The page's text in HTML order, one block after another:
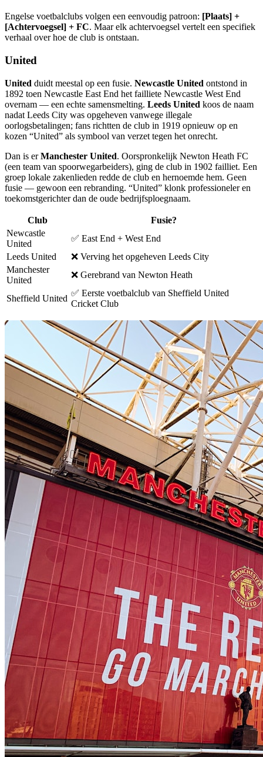
Engelse voetbalclubs volgen een eenvoudig patroon: [Plaats] +
[Achtervoegsel] + FC. Maar elk achtervoegsel vertelt een specifiek
verhaal over hoe de club is ontstaan.
United
United duidt meestal op een fusie. Newcastle United ontstond in
1892 toen Newcastle East End het failliete Newcastle West End
overnam — een echte samensmelting. Leeds United koos de naam
nadat Leeds City was opgeheven vanwege illegale
oorlogsbetalingen; fans richtten de club in 1919 opnieuw op en
kozen “United” als symbool van verzet tegen het onrecht.
Dan is erManchester United. Oorspronkelijk Newton Heath FC
(een team van spoorwegarbeiders), ging de club in 1902 failliet. Een
groep lokale zakenlieden redde de club en hernoemde hem. Geen
fusie — gewoon een rebranding. “United” klonk professioneler en
toekomstgerichter dan de oude bedrijfsploegnaam.
Club
Fusie?
Newcastle
United
✅ East End + West End
Leeds United
❌ Verving het opgeheven Leeds City
Manchester
United
❌ Gerebrand van Newton Heath
Sheffield United
✅ Eerste voetbalclub van Sheffield United
Cricket Club